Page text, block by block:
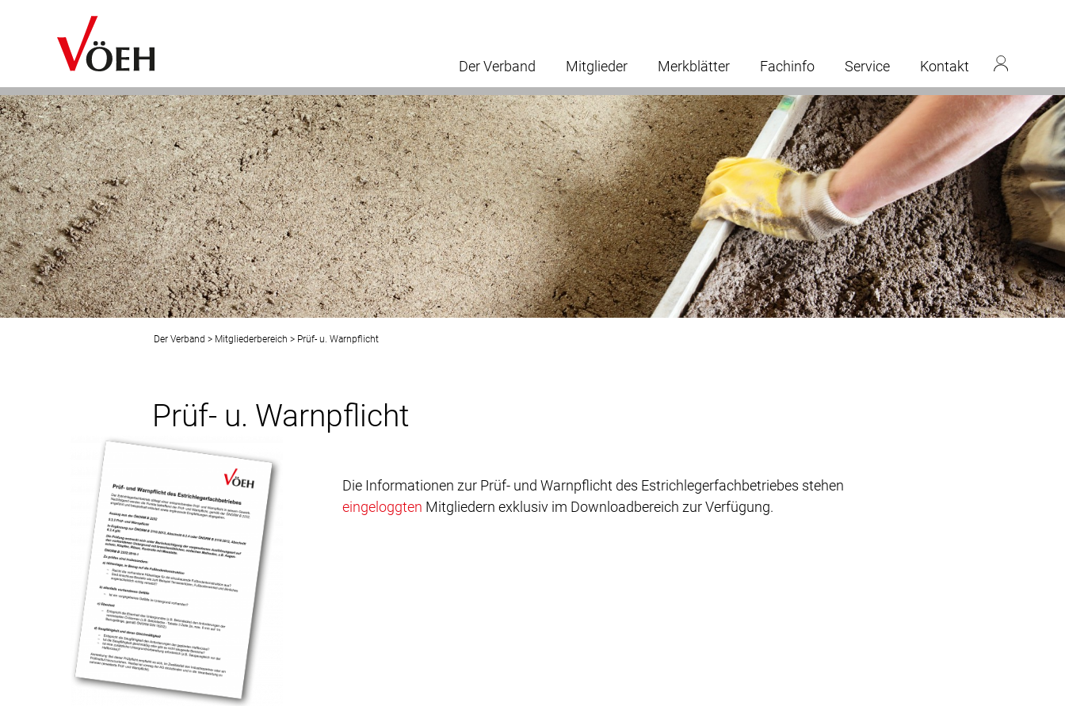
Der Verband Mitglieder Merkblätter Fachinfo Service Kontakt
Der Verband > Mitgliederbereich > Prüf- u. Warnpflicht
Prüf- u. Warnpflicht
Die Informationen zur Prüf- und Warnpflicht des Estrichlegerfachbetriebes stehen
eingeloggten Mitgliedern exklusiv im Downloadbereich zur Verfügung.